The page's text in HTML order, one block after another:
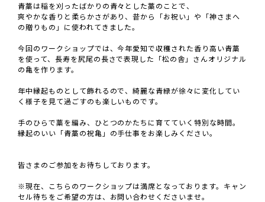
青藁は稲を刈ったばかりの青々とした藁のことで、
爽やかな香りと柔らかさがあり、昔から「お祝い」や「神さまへ
の贈りもの」に使われてきました。
今回のワークショップでは、今年愛知で収穫された香り高い青藁
を使って、長寿を尻尾の長さで表現した「松の舎」さんオリジナル
の亀を作ります。
年中縁起ものとして飾れるので、綺麗な青緑が徐々に変化してい
く様子を見て過ごすのも楽しいものです。
手のひらで藁を編み、ひとつのかたちに育てていく特別な時間。
縁起のいい「青藁の祝亀」の手仕事をお楽しみください。
皆さまのご参加をお待ちしております。
※現在、こちらのワークショップは満席となっております。キャン
セル待ちをご希望の方は、お問い合わせくださいませ。